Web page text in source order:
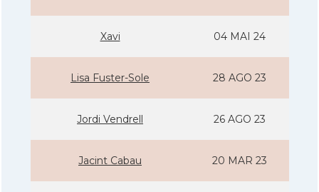
Xavi 04 MAI 24
Lisa Fuster-Sole 28 AGO 23
Jordi Vendrell 26 AGO 23
Jacint Cabau 20 MAR 23